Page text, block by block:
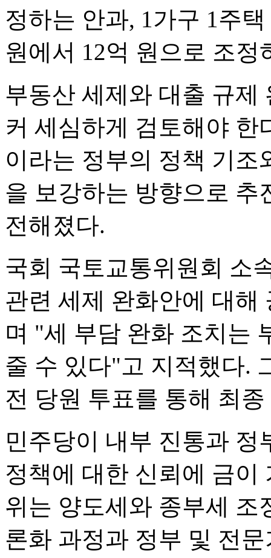
정하는 안과, 1가구 1주
원에서 12억 원으로 조
부동산 세제와 대출 규제
커 세심하게 검토해야 한
이라는 정부의 정책 기조
을 보강하는 방향으로 추
전해졌다.
국회 국토교통위원회 소
관련 세제 완화안에 대해
며 "세 부담 완화 조치는
줄 수 있다"고 지적했다.
전 당원 투표를 통해 최
민주당이 내부 진통과
정책에 대한 신뢰에 금이
위는 양도세와 종부세 조
론화 과정과 정부 및 전